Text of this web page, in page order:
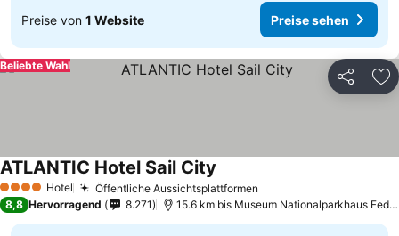
Preise von 1 Website Preise sehen
Teilen
Beliebte Wahl
4 Sterne Hotel Öffentliche Aussichtsplattformen
ATLANTIC Hotel Sail City
8,8 Hervorragend 8.271 15.6 km bis Museum Nationalparkhaus